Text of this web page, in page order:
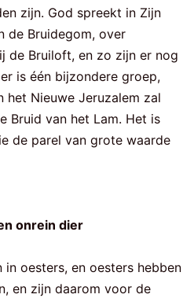
zijn. God spreekt in Zijn
de Bruidegom, over
de Bruiloft, en zo zijn er nog
is één bijzondere groep,
het Nieuwe Jeruzalem zal
Bruid van het Lam. Het is
de parel van grote waarde
onrein dier
in oesters, en oesters hebben
en zijn daarom voor de